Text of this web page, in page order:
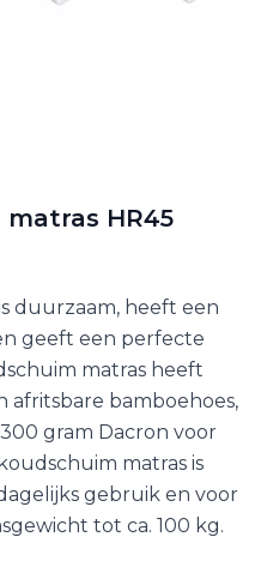
matras HR45
duurzaam, heeft een
geeft een perfecte
matras heeft
bamboehoes,
gram Dacron voor
matras is
gebruik en voor
tot ca. 100 kg.